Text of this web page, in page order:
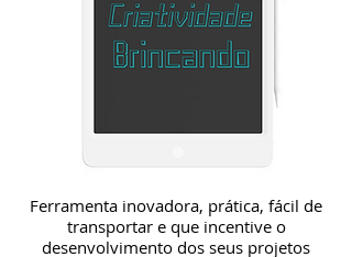
Ferramenta inovadora, prática, fácil de
transportar e que incentive o
desenvolvimento dos seus projetos